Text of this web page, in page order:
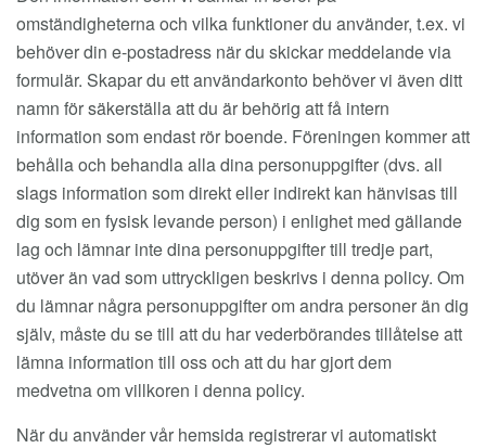
omständigheterna och vilka funktioner du använder, t.ex. vi
behöver din e-postadress när du skickar meddelande via
formulär. Skapar du ett användarkonto behöver vi även ditt
namn för säkerställa att du är behörig att få intern
information som endast rör boende. Föreningen kommer att
behålla och behandla alla dina personuppgifter (dvs. all
slags information som direkt eller indirekt kan hänvisas till
dig som en fysisk levande person) i enlighet med gällande
lag och lämnar inte dina personuppgifter till tredje part,
utöver än vad som uttryckligen beskrivs i denna policy. Om
du lämnar några personuppgifter om andra personer än dig
själv, måste du se till att du har vederbörandes tillåtelse att
lämna information till oss och att du har gjort dem
medvetna om villkoren i denna policy.
När du använder vår hemsida registrerar vi automatiskt